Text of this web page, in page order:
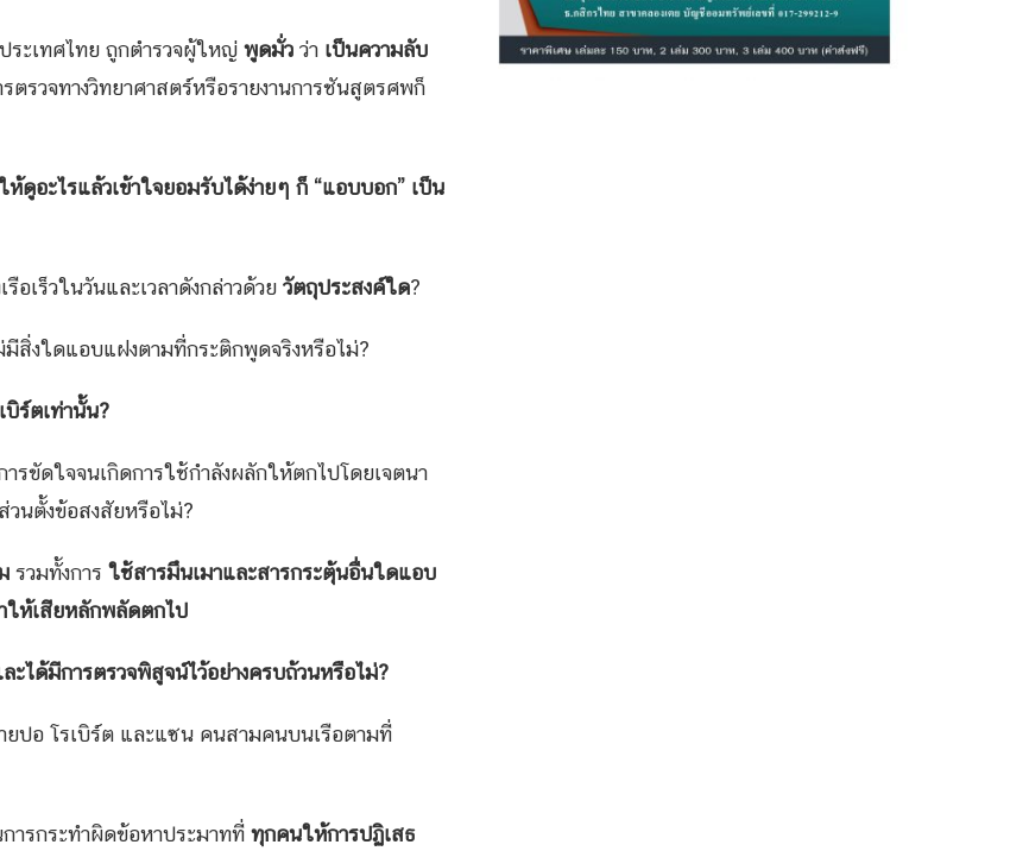
ระเทศไทย ถูกตำรวจผู้ใหญ่ พูดมั่ว ว่า เป็นความลับ
รวจทางวิทยาศาสตร์หรือรายงานการชันสูตรศพก็
ดูอะไรแล้วเข้าใจยอมรับได้ง่ายๆ ก็ “แอบบอก” เป็น
เร็วในวันและเวลาดังกล่าวด้วย วัตถุประสงค์ใด?
สิ่งใดแอบแฝงตามที่กระติกพูดจริงหรือไม่?
บิร์ตเท่านั้น?
ารขัดใจจนเกิดการใช้กำลังผลักให้ตกไปโดยเจตนา
วนตั้งข้อสงสัยหรือไม่?
รวมทั้งการ ใช้สารมึนเมาและสารกระตุ้นอื่นใดแอบ
ให้เสียหลักพลัดตกไป
ะได้มีการตรวจพิสูจน์ไว้อย่างครบถ้วนหรือไม่?
ยปอ โรเบิร์ต และแซน คนสามคนบนเรือตามที่
ารกระทำผิดข้อหาประมาทที่ ทุกคนให้การปฏิเสธ